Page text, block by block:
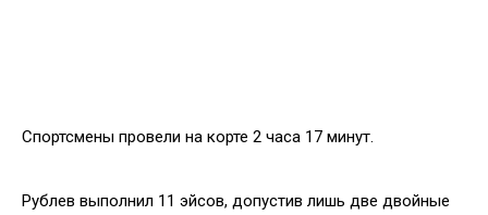
Спортсмены провели на корте 2 часа 17 минут.
Рублев выполнил 11 эйсов, допустив лишь две двойные